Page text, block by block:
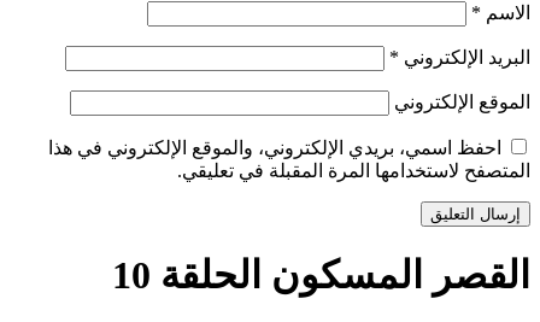
الاسم *
البريد الإلكتروني *
الموقع الإلكتروني
احفظ اسمي، بريدي الإلكتروني، والموقع الإلكتروني في هذا
المتصفح لاستخدامها المرة المقبلة في تعليقي.
القصر المسكون الحلقة 10